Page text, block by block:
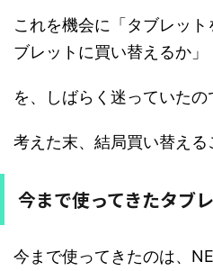
これを機会に「タブレッ
ブレットに買い替えるか」
を、しばらく迷っていたの
考えた末、結局買い替える
今まで使ってきたタブ
今まで使ってきたのは、